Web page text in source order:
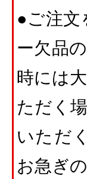
●ご注文
ー欠品
時には
ただく
いただ
お急ぎ